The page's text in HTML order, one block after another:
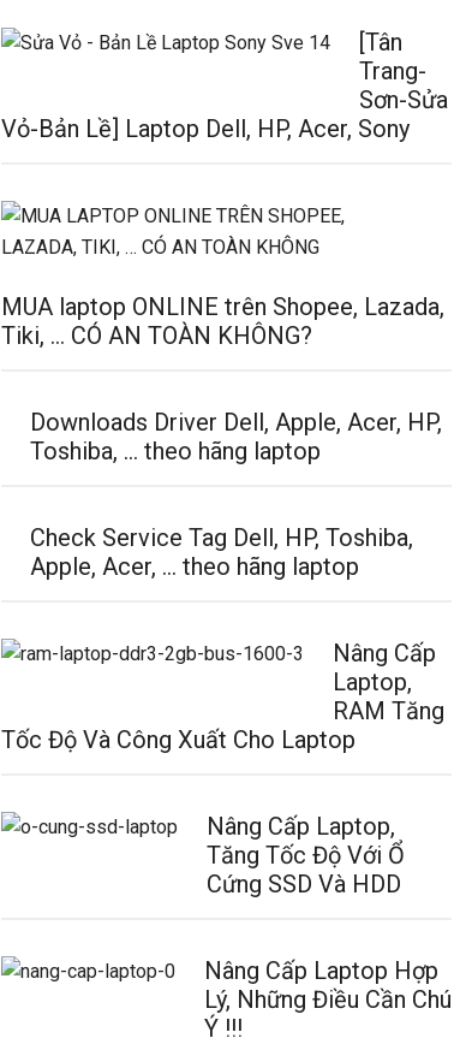
[Tân
Trang-
Sơn-Sửa
Vỏ-Bản Lề] Laptop Dell, HP, Acer, Sony
MUA laptop ONLINE trên Shopee, Lazada,
Tiki, … CÓ AN TOÀN KHÔNG?
Downloads Driver Dell, Apple, Acer, HP,
Toshiba, … theo hãng laptop
Check Service Tag Dell, HP, Toshiba,
Apple, Acer, … theo hãng laptop
Nâng Cấp
Laptop,
RAM Tăng
Tốc Độ Và Công Xuất Cho Laptop
Nâng Cấp Laptop,
Tăng Tốc Độ Với Ổ
Cứng SSD Và HDD
Nâng Cấp Laptop Hợp
Lý, Những Điều Cần Chú
Ý !!!